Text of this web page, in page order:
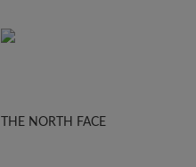
THE NORTH FACE